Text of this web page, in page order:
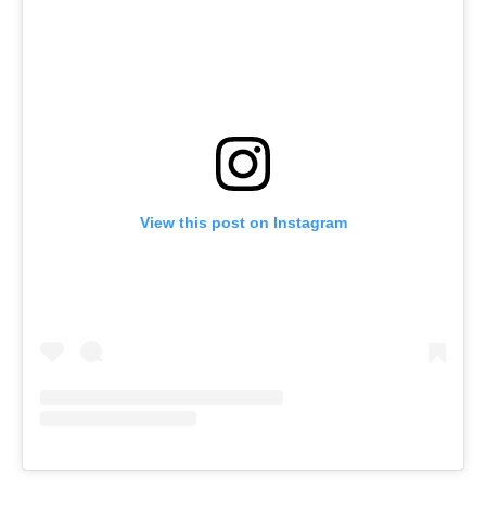
View this post on Instagram